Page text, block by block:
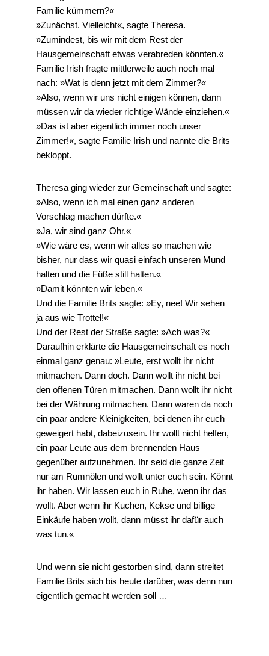
Familie kümmern?«
»Zunächst. Vielleicht«, sagte Theresa.
»Zumindest, bis wir mit dem Rest der
Hausgemeinschaft etwas verabreden könnten.«
Familie Irish fragte mittlerweile auch noch mal
nach: »Wat is denn jetzt mit dem Zimmer?«
»Also, wenn wir uns nicht einigen können, dann
müssen wir da wieder richtige Wände einziehen.«
»Das ist aber eigentlich immer noch unser
Zimmer!«, sagte Familie Irish und nannte die Brits
bekloppt.
Theresa ging wieder zur Gemeinschaft und sagte:
»Also, wenn ich mal einen ganz anderen
Vorschlag machen dürfte.«
»Ja, wir sind ganz Ohr.«
»Wie wäre es, wenn wir alles so machen wie
bisher, nur dass wir quasi einfach unseren Mund
halten und die Füße still halten.«
»Damit könnten wir leben.«
Und die Familie Brits sagte: »Ey, nee! Wir sehen
ja aus wie Trottel!«
Und der Rest der Straße sagte: »Ach was?«
Daraufhin erklärte die Hausgemeinschaft es noch
einmal ganz genau: »Leute, erst wollt ihr nicht
mitmachen. Dann doch. Dann wollt ihr nicht bei
den offenen Türen mitmachen. Dann wollt ihr nicht
bei der Währung mitmachen. Dann waren da noch
ein paar andere Kleinigkeiten, bei denen ihr euch
geweigert habt, dabeizusein. Ihr wollt nicht helfen,
ein paar Leute aus dem brennenden Haus
gegenüber aufzunehmen. Ihr seid die ganze Zeit
nur am Rumnölen und wollt unter euch sein. Könnt
ihr haben. Wir lassen euch in Ruhe, wenn ihr das
wollt. Aber wenn ihr Kuchen, Kekse und billige
Einkäufe haben wollt, dann müsst ihr dafür auch
was tun.«
Und wenn sie nicht gestorben sind, dann streitet
Familie Brits sich bis heute darüber, was denn nun
eigentlich gemacht werden soll …